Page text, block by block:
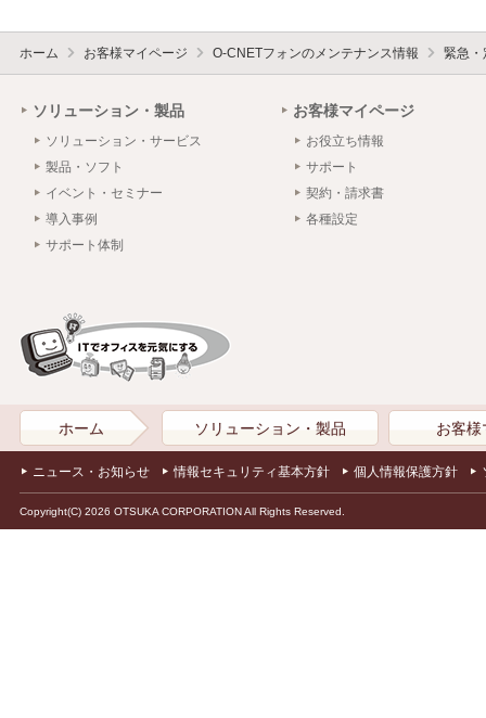
ホーム お客様マイページ O-CNETフォンのメンテナンス情報 緊急・
ソリューション・製品
ソリューション・サービス
製品・ソフト
イベント・セミナー
導入事例
サポート体制
お客様マイページ
お役立ち情報
サポート
契約・請求書
各種設定
ホーム ソリューション・製品 お客様
ニュース・お知らせ 情報セキュリティ基本方針 個人情報保護方針
Copyright(C) 2026 OTSUKA CORPORATION All Rights Reserved.